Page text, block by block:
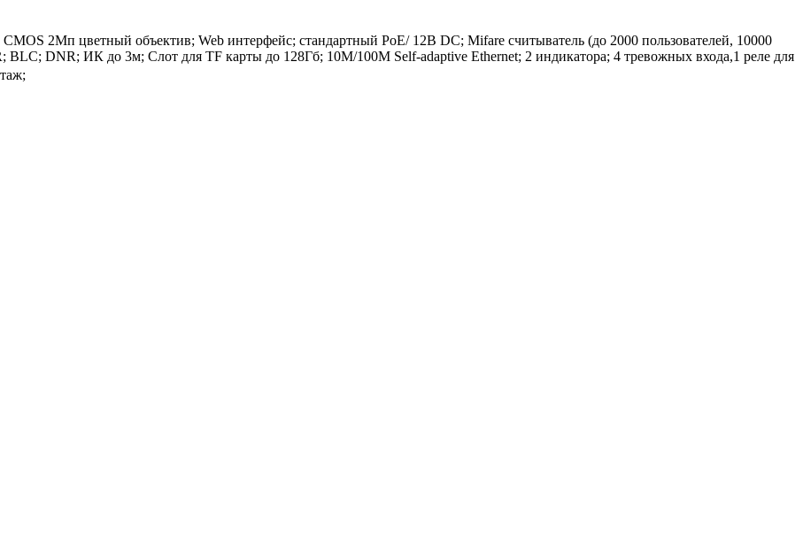
2Мп цветный объектив; Web интерфейс; стандартный PoE/ 12В DC; Mifare считыватель (до 2000 пользователей, 10000
DNR; ИК до 3м; Слот для TF карты до 128Гб; 10M/100M Self-adaptive Ethernet; 2 индикатора; 4 тревожных входа,1 реле для